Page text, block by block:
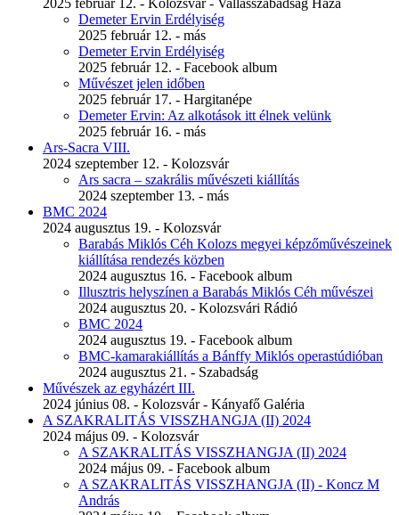
2025 február 12. - Kolozsvár - Vallásszabadság Háza
Demeter Ervin Erdélyiség
2025 február 12. - más
Demeter Ervin Erdélyiség
2025 február 12. - Facebook album
Művészet jelen időben
2025 február 17. - Hargitanépe
Demeter Ervin: Az alkotások itt élnek velünk
2025 február 16. - más
Ars-Sacra VIII.
2024 szeptember 12. - Kolozsvár
Ars sacra – szakrális művészeti kiállítás
2024 szeptember 13. - más
BMC 2024
2024 augusztus 19. - Kolozsvár
Barabás Miklós Céh Kolozs megyei képzőművészeinek
kiállítása rendezés közben
2024 augusztus 16. - Facebook album
Illusztris helyszínen a Barabás Miklós Céh művészei
2024 augusztus 20. - Kolozsvári Rádió
BMC 2024
2024 augusztus 19. - Facebook album
BMC-kamarakiállítás a Bánffy Miklós operastúdióban
2024 augusztus 21. - Szabadság
Művészek az egyházért III.
2024 június 08. - Kolozsvár - Kányafő Galéria
A SZAKRALITÁS VISSZHANGJA (II) 2024
2024 május 09. - Kolozsvár
A SZAKRALITÁS VISSZHANGJA (II) 2024
2024 május 09. - Facebook album
A SZAKRALITÁS VISSZHANGJA (II) - Koncz M
András